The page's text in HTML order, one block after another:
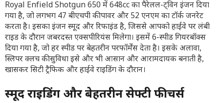
Royal Enfield Shotgun 650 में 648cc का पैरेलल-ट्विन इंजन दिया
गया है, जो लगभग 47 बीएचपी की पावर और 52 एनएम का टॉर्क जनरेट
करता है। इसका इंजन स्मूद और रिफाइंड है, जिससे आपको हाईवे पर लंबी
राइड के दौरान जबरदस्त एक्सपीरियंस मिलेगा। इसमें 6-स्पीड गियरबॉक्स
दिया गया है, जो हर स्पीड पर बेहतरीन परफॉर्मेंस देता है। इसके अलावा,
स्लिपर क्लच की सुविधा इसे और भी आसान और आरामदायक बनाती है,
खासकर सिटी ट्रैफिक और हाईवे राइडिंग के दौरान।
स्मूद राइडिंग और बेहतरीन सेफ्टी फीचर्स